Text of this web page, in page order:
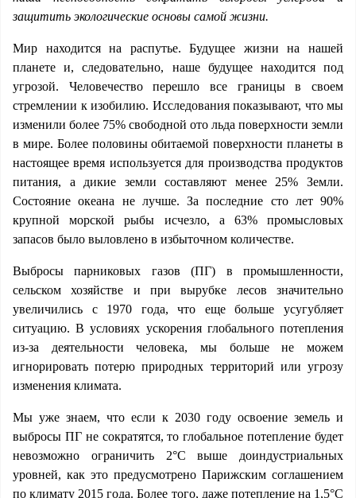
защитить экологические основы самой жизни.
Мир находится на распутье. Будущее жизни на нашей
планете и, следовательно, наше будущее находится под
угрозой. Человечество перешло все границы в своем
стремлении к изобилию. Исследования показывают, что мы
изменили более 75% свободной ото льда поверхности земли
в мире. Более половины обитаемой поверхности планеты в
настоящее время используется для производства продуктов
питания, а дикие земли составляют менее 25% Земли.
Состояние океана не лучше. За последние сто лет 90%
крупной морской рыбы исчезло, а 63% промысловых
запасов было выловлено в избыточном количестве.
Выбросы парниковых газов (ПГ) в промышленности,
сельском хозяйстве и при вырубке лесов значительно
увеличились с 1970 года, что еще больше усугубляет
ситуацию. В условиях ускорения глобального потепления
из-за деятельности человека, мы больше не можем
игнорировать потерю природных территорий или угрозу
изменения климата.
Мы уже знаем, что если к 2030 году освоение земель и
выбросы ПГ не сократятся, то глобальное потепление будет
невозможно ограничить 2°C выше доиндустриальных
уровней, как это предусмотрено Парижским соглашением
по климату 2015 года. Более того, даже потепление на 1,5°C